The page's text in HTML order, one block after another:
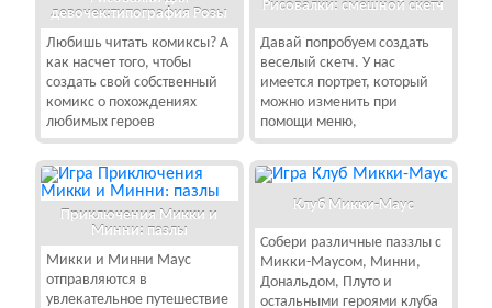
девочек:типография Розы
Любишь читать комиксы? А
как насчет того, чтобы
создать свой собственный
комикс о похождениях
любимых героев
Рисовалки: смешной скетч
Давай попробуем создать
веселый скетч. У нас
имеется портрет, который
можно изменить при
помощи меню,
Приключения Микки и
Минни: пазлы
Микки и Минни Маус
отправляются в
увлекательное путешествие
Клуб Микки-Маус
Собери различные паззлы с
Микки-Маусом, Минни,
Дональдом, Плуто и
остальными героями клуба